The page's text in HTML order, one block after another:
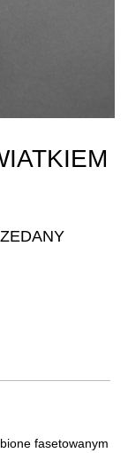
fasetowanym